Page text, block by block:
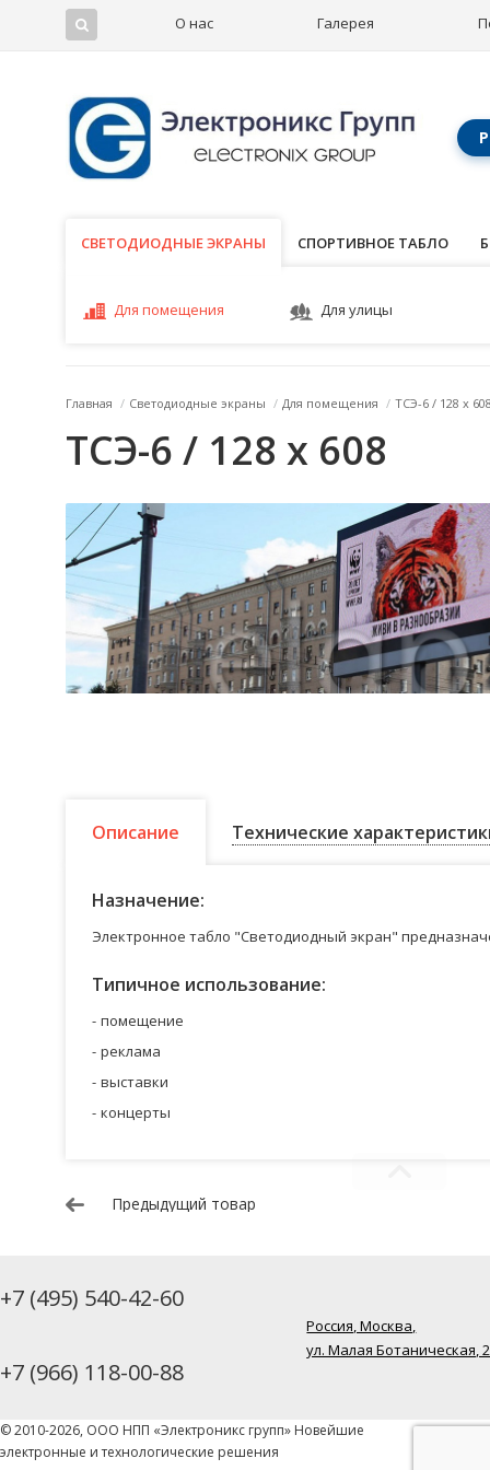
О нас Галерея
СВЕТОДИОДНЫЕ ЭКРАНЫ
СВЕТОДИОДНЫЕ ЭКРАНЫ СПОРТИВНОЕ ТАБЛО
Для помещения Для улицы
Главная / Светодиодные экраны / Для помещения / ТСЭ-6 / 128 x
ТСЭ-6 / 128 x 608
Описание Технические
Назначение:
Электронное табло "Светодиодный экран"
Типичное использование:
помещение
реклама
выставки
концерты
Предыдущий товар
+7 (495) 540-42-60
+7 (966) 118-00-88
Россия, Москва,
ул. Малая Ботаническая,
© 2010-2026, ООО НПП «Электроникс групп» Новейшие
электронные и технологические решения